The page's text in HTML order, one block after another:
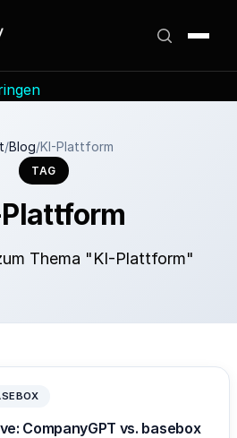
/Blog/KI-Plattform
TAG
Thema "KI-Plattform"
CompanyGPT vs. basebox